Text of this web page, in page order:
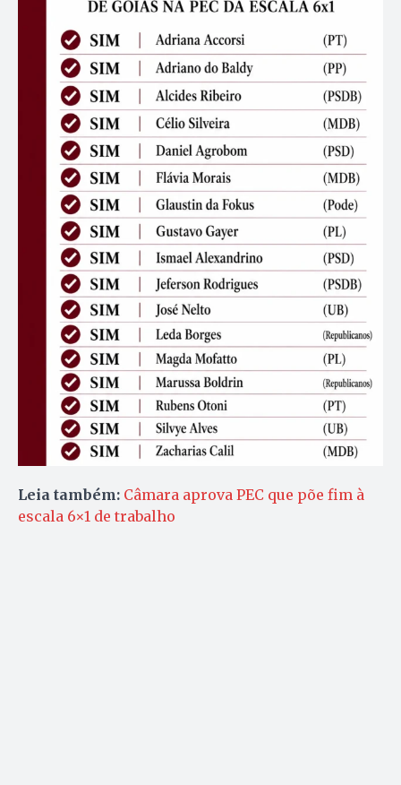
Leia também: Câmara aprova PEC que põe fim à
escala 6×1 de trabalho